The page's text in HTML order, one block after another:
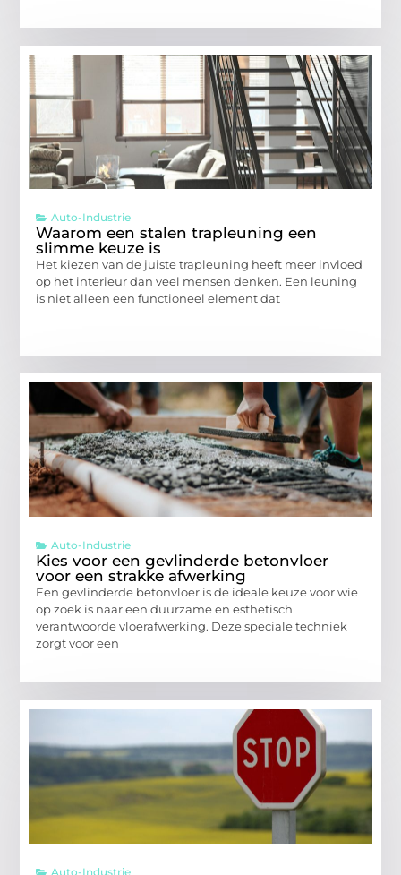
Auto-Industrie
Waarom een stalen trapleuning een
slimme keuze is
Het kiezen van de juiste trapleuning heeft meer invloed
op het interieur dan veel mensen denken. Een leuning
is niet alleen een functioneel element dat
Auto-Industrie
Kies voor een gevlinderde betonvloer
voor een strakke afwerking
Een gevlinderde betonvloer is de ideale keuze voor wie
op zoek is naar een duurzame en esthetisch
verantwoorde vloerafwerking. Deze speciale techniek
zorgt voor een
Auto-Industrie